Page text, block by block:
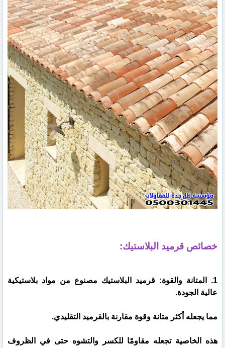
خصائص قرميد البلاستيك:
1. المتانة والقوة: قرميد البلاستيك مصنوع من مواد بلاستيكية
عالية الجودة.
مما يجعله أكثر متانة وقوة مقارنة بالقرميد التقليدي.
هذه الخاصية تجعله مقاومًا للكسر والتشوه حتى في الظروف